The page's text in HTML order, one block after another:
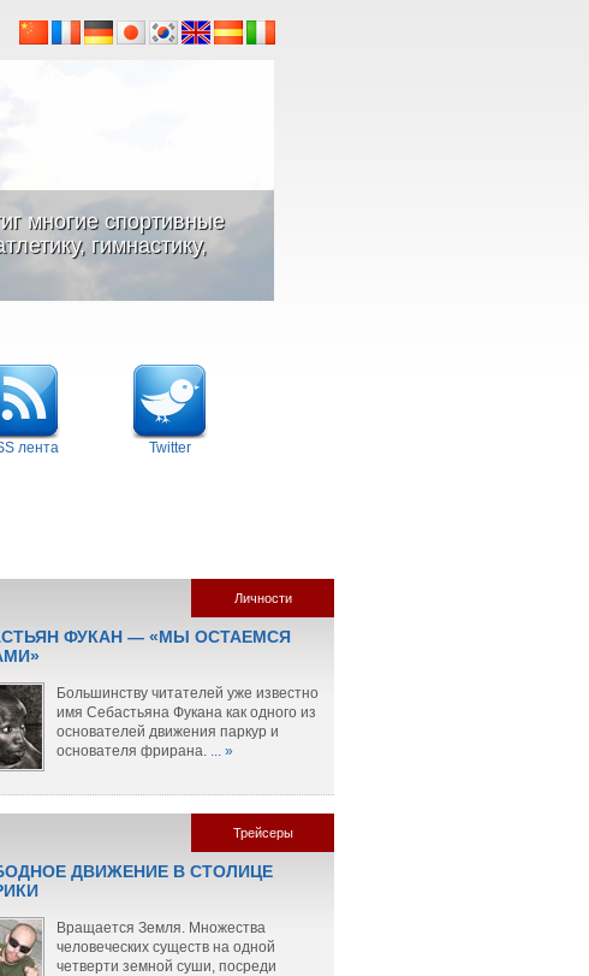
многие спортивные
гимнастику,
лента Twitter
Личности
ФУКАН — «МЫ ОСТАЕМСЯ
Большинству читателей уже известно
имя Себастьяна Фукана как одного из
основателей движения паркур и
основателя фрирана. ... »
Трейсеры
ДВИЖЕНИЕ В СТОЛИЦЕ
Вращается Земля. Множества
человеческих существ на одной
четверти земной суши, посреди